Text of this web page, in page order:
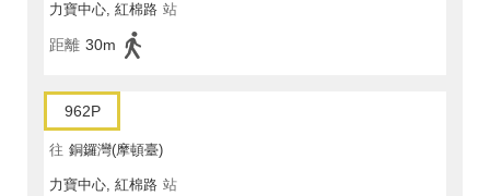
力寶中心, 紅棉路 站
距離 30m
962P
往 銅鑼灣(摩頓臺)
力寶中心, 紅棉路 站